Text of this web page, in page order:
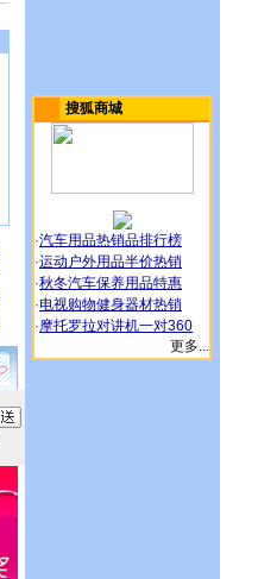
搜狐商城
·汽车用品热销品排行榜
·运动户外用品半价热销
·秋冬汽车保养用品特惠
·电视购物健身器材热销
·摩托罗拉对讲机一对360
更多...